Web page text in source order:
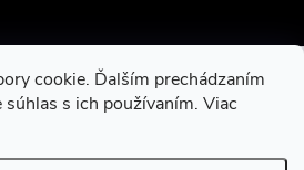
cookie. Ďalším prechádzaním
s ich používaním. Viac